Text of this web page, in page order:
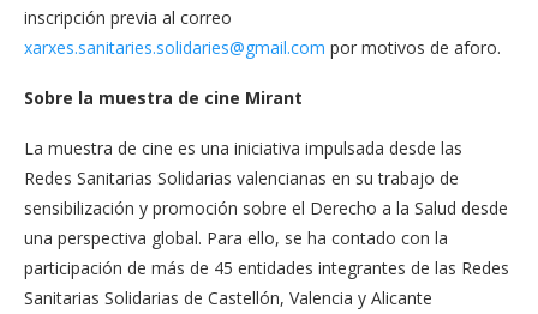
inscripción previa al correo
xarxes.sanitaries.solidaries@gmail.com por motivos de aforo.
Sobre la muestra de cine Mirant
La muestra de cine es una iniciativa impulsada desde las
Redes Sanitarias Solidarias valencianas en su trabajo de
sensibilización y promoción sobre el Derecho a la Salud desde
una perspectiva global. Para ello, se ha contado con la
participación de más de 45 entidades integrantes de las Redes
Sanitarias Solidarias de Castellón, Valencia y Alicante